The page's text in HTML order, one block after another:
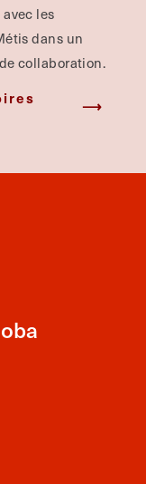
les
dans un
collaboration.